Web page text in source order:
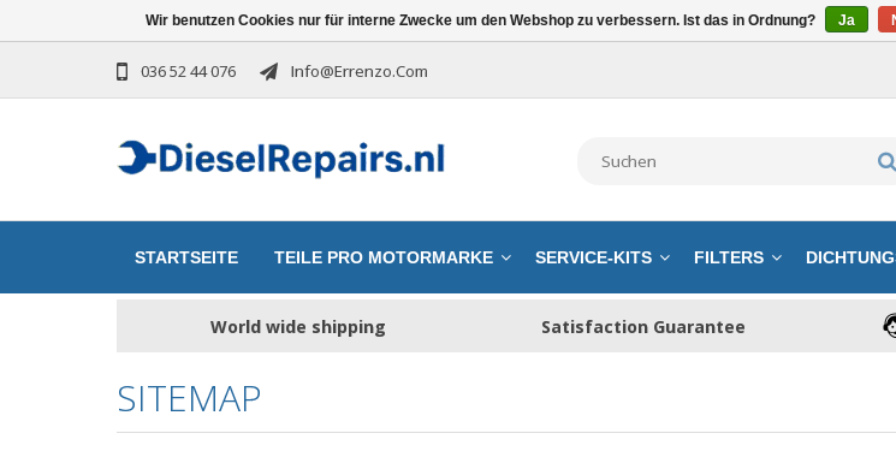
036 52 44 076 Info@errenzo.com
STARTSEITE TEILE PRO MOTORMARKE SERVICE-KITS FILTERS
World wide shipping Satisfaction Guarantee
SITEMAP
Wir benutzen Cookies nur für interne Zwecke um den Webshop zu verbessern. Ist das in Ordnung? Ja